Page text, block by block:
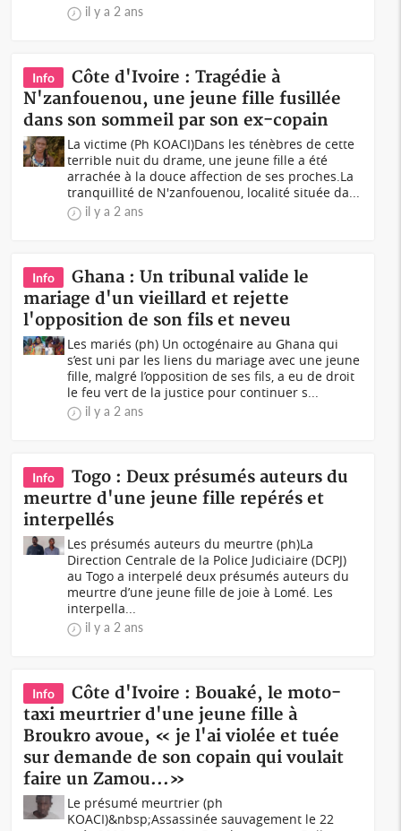
il y a 2 ans
Info
Côte d'Ivoire : Tragédie à
N'zanfouenou, une jeune fille fusillée
dans son sommeil par son ex-copain
La victime (Ph KOACI)Dans les ténèbres de cette
terrible nuit du drame, une jeune fille a été
arrachée à la douce affection de ses proches.La
tranquillité de N'zanfouenou, localité située da...
il y a 2 ans
Info
Ghana : Un tribunal valide le
mariage d'un vieillard et rejette
l'opposition de son fils et neveu
Les mariés (ph) Un octogénaire au Ghana qui
s’est uni par les liens du mariage avec une jeune
fille, malgré l’opposition de ses fils, a eu de droit
le feu vert de la justice pour continuer s...
il y a 2 ans
Info
Togo : Deux présumés auteurs du
meurtre d'une jeune fille repérés et
interpellés
Les présumés auteurs du meurtre (ph)La
Direction Centrale de la Police Judiciaire (DCPJ)
au Togo a interpelé deux présumés auteurs du
meurtre d’une jeune fille de joie à Lomé. Les
interpella...
il y a 2 ans
Info
Côte d'Ivoire : Bouaké, le moto-
taxi meurtrier d'une jeune fille à
Broukro avoue, « je l'ai violée et tuée
sur demande de son copain qui voulait
faire un Zamou...»
Le présumé meurtrier (ph
KOACI)&nbsp;Assassinée sauvagement le 22